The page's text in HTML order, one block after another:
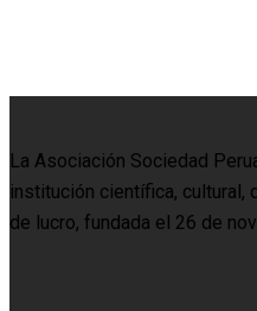
La Asociación Sociedad
institución científica,
de lucro, fundada el 26 de